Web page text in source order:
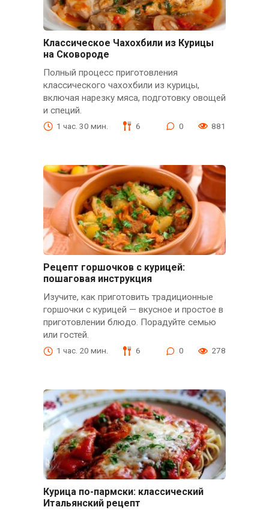
Классическое Чахохбили из Курицы
на Сковороде
Полный процесс приготовления
классического чахохбили из курицы,
включая нарезку мяса, подготовку овощей
и специй.
1 час. 30 мин. 6 0 881
Рецепт горшочков с курицей:
пошаговая инструкция
Изучите, как приготовить традиционные
горшочки с курицей — вкусное и простое в
приготовлении блюдо. Порадуйте семью
или гостей.
1 час. 20 мин. 6 0 278
Курица по-пармски: классический
Итальянский рецепт